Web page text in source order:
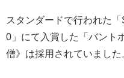
スタンダードで行われた
0」にて入賞した「バント
僧》は採用されていました